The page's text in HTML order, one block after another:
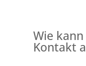
Wie
Kontakt